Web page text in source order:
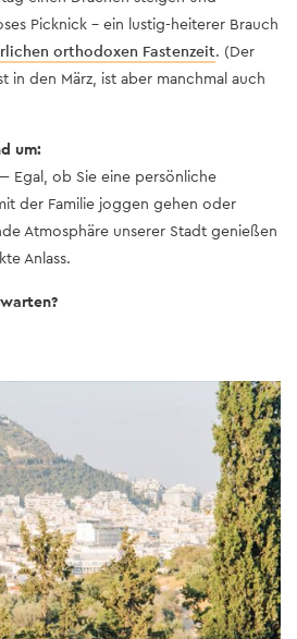
Picknick – ein lustig-heiterer Brauch
orthodoxen Fastenzeit. (Der
in den März, ist aber manchmal auch
um:
Egal, ob Sie eine persönliche
der Familie joggen gehen oder
Atmosphäre unserer Stadt genießen
Anlass.